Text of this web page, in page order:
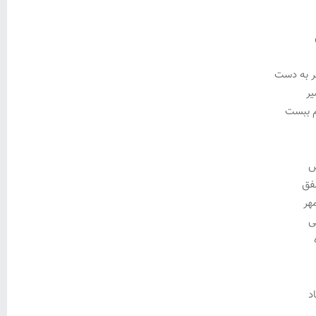
به دست
ببست